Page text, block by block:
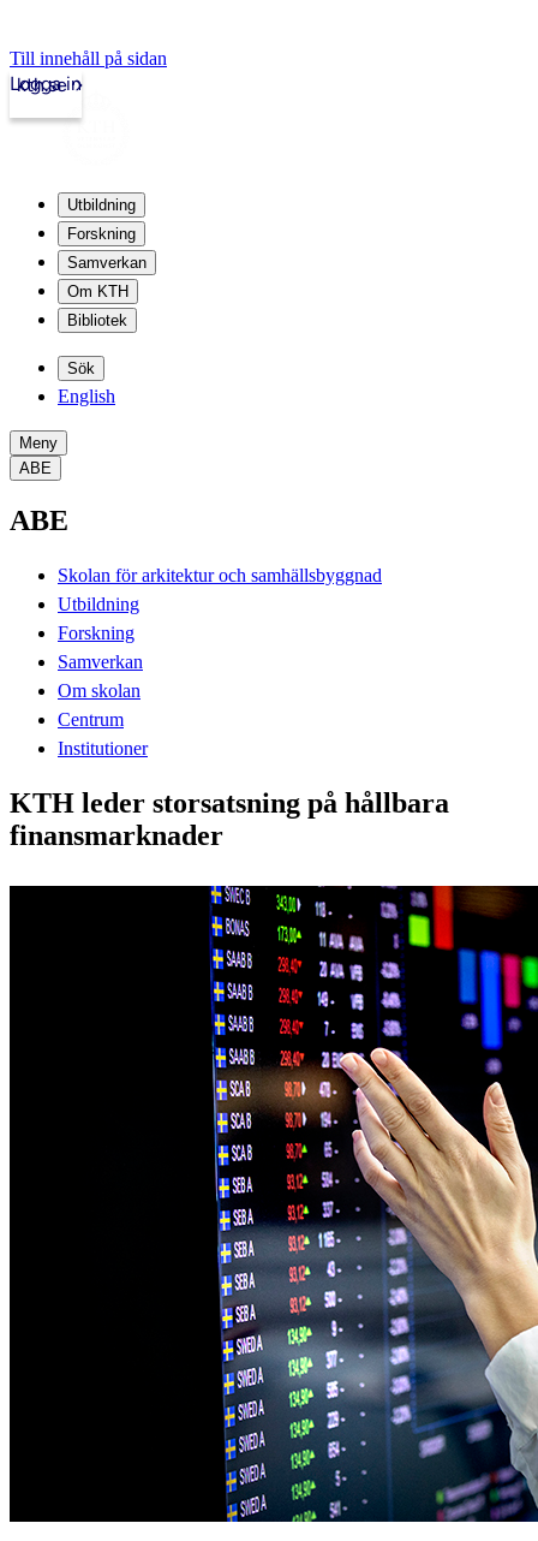
Till innehåll på sidan
kth.se
Logga in
Utbildning
Forskning
Samverkan
Om KTH
Bibliotek
Sök
English
Meny
ABE
ABE
Skolan för arkitektur och samhällsbyggnad
Utbildning
Forskning
Samverkan
Om skolan
Centrum
Institutioner
KTH leder storsatsning på hållbara
finansmarknader